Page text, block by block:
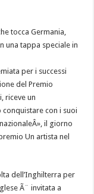
tocca Germania,
una tappa speciale in
per i successi
del Premio
riceve un
conquistare con i suoi
il giorno
Un artista nel
dell’Inghilterra per
Ã¨ invitata a